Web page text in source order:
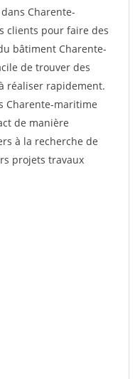
Charente-
clients pour faire des
bâtiment Charente-
de trouver des
réaliser rapidement.
Charente-maritime
de manière
à la recherche de
projets travaux